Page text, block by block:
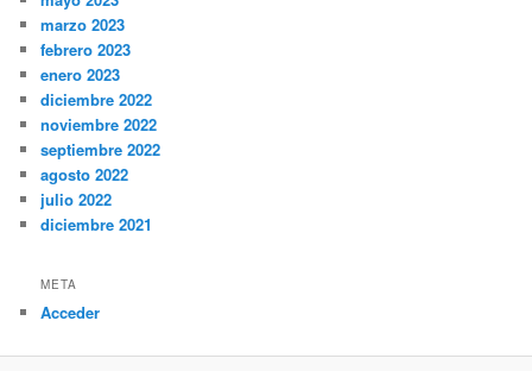
marzo 2023
febrero 2023
enero 2023
diciembre 2022
noviembre 2022
septiembre 2022
agosto 2022
julio 2022
diciembre 2021
META
Acceder